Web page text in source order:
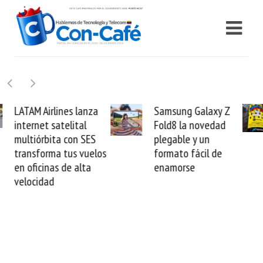
Samsung Galaxy Z
Fold8 la novedad
plegable y un
formato fácil de
enamorse
Cashea levanta 100
millones de dólares y
valida el crédito del
venezolano ante el
mundo